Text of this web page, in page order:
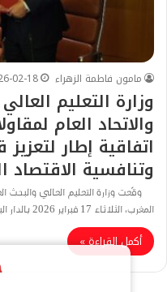
مامون فاطمة الزهراء
02-18
وزارة التعليم
والاتحاد العام
اتفاقية إطار
وتنافسية الاقتصاد
وقّعت وزارة التعليم العالي والبحث
المغرب، الثلاثاء 17 فبراير 2026 بالدار البيضاء، اتفاقية إطار…
أكمل القراءة »